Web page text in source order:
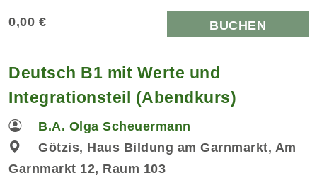
0,00 € BUCHEN
Deutsch B1 mit Werte und
Integrationsteil (Abendkurs)
B.A. Olga Scheuermann
Götzis, Haus Bildung am Garnmarkt, Am
Garnmarkt 12, Raum 103